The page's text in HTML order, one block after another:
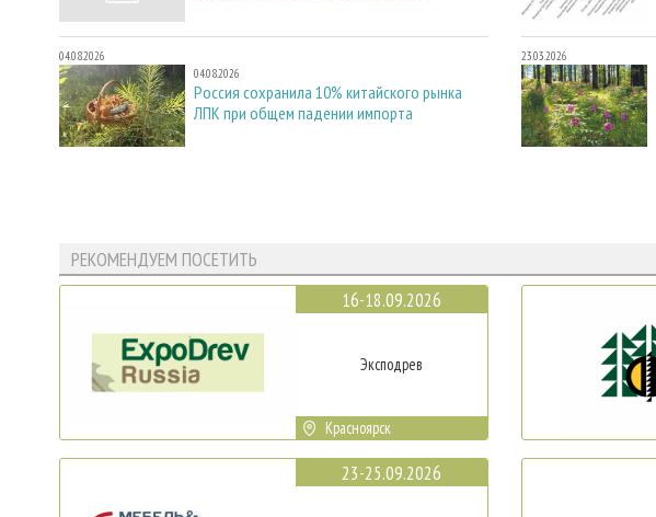
04.08.2026
04.08.2026
Россия сохранила 10% китайского рынка
ЛПК при общем падении импорта
23.03.2026
РЕКОМЕНДУЕМ ПОСЕТИТЬ
16-18.09.2026
Эксподрев
Красноярск
23-25.09.2026